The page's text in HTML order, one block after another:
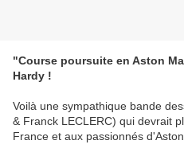
"Course poursuite en Aston
Hardy !
Voilà une sympathique bande
& Franck LECLERC) qui devrait
France et aux passionnés d'Aston